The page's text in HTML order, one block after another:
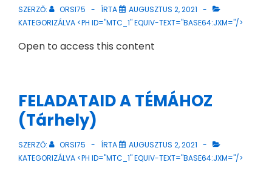
SZERZŐ: ORSI75 ÍRTA
AUGUSZTUS 2, 2021
KATEGORIZÁLVA <PH ID="MTC_1" EQUIV-TEXT="BASE64:JXM="/>
Open to access this content
FELADATAID A TÉMÁHOZ
(Tárhely)
SZERZŐ: ORSI75 ÍRTA
AUGUSZTUS 2, 2021
KATEGORIZÁLVA <PH ID="MTC_1" EQUIV-TEXT="BASE64:JXM="/>